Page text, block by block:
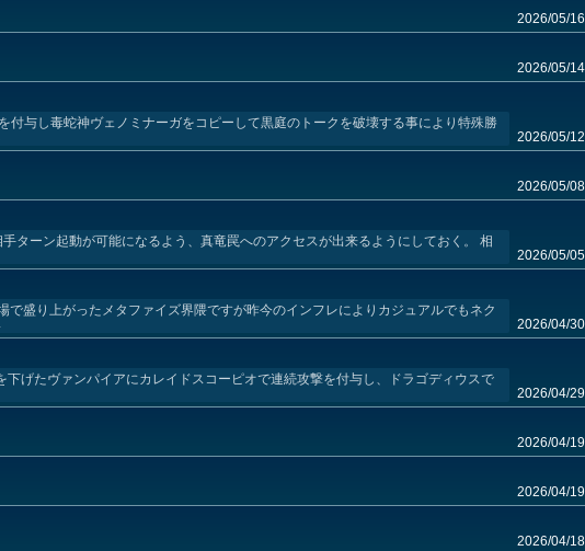
2026/05/
2026/05/
与し毒蛇神ヴェノミナーガをコピーして黒庭のトークを破壊する事により特殊勝
2026/05/
2026/05/
ターン起動が可能になるよう、真竜罠へのアクセスが出来るようにしておく。 相
2026/05/
盛り上がったメタファイズ界隈ですが昨今のインフレによりカジュアルでもネク
2026/04/
げたヴァンパイアにカレイドスコーピオで連続攻撃を付与し、ドラゴディウスで
2026/04/
2026/04/
2026/04/
2026/04/